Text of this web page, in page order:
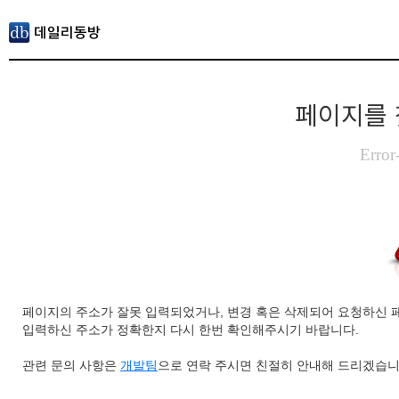
페이지를
페이지의 주소가 잘못 입력되었거나, 변경 혹은 삭제되어 요청하신
입력하신 주소가 정확한지 다시 한번 확인해주시기 바랍니다.
관련 문의 사항은 개발팀 으로 연락 주시면 친절히 안내해 드리겠습